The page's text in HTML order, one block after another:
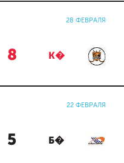
28 ФЕВРАЛЯ
8 К�
22 ФЕВРАЛЯ
5 Б�